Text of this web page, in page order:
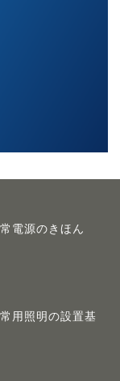
電源のきほん
用照明の設置基